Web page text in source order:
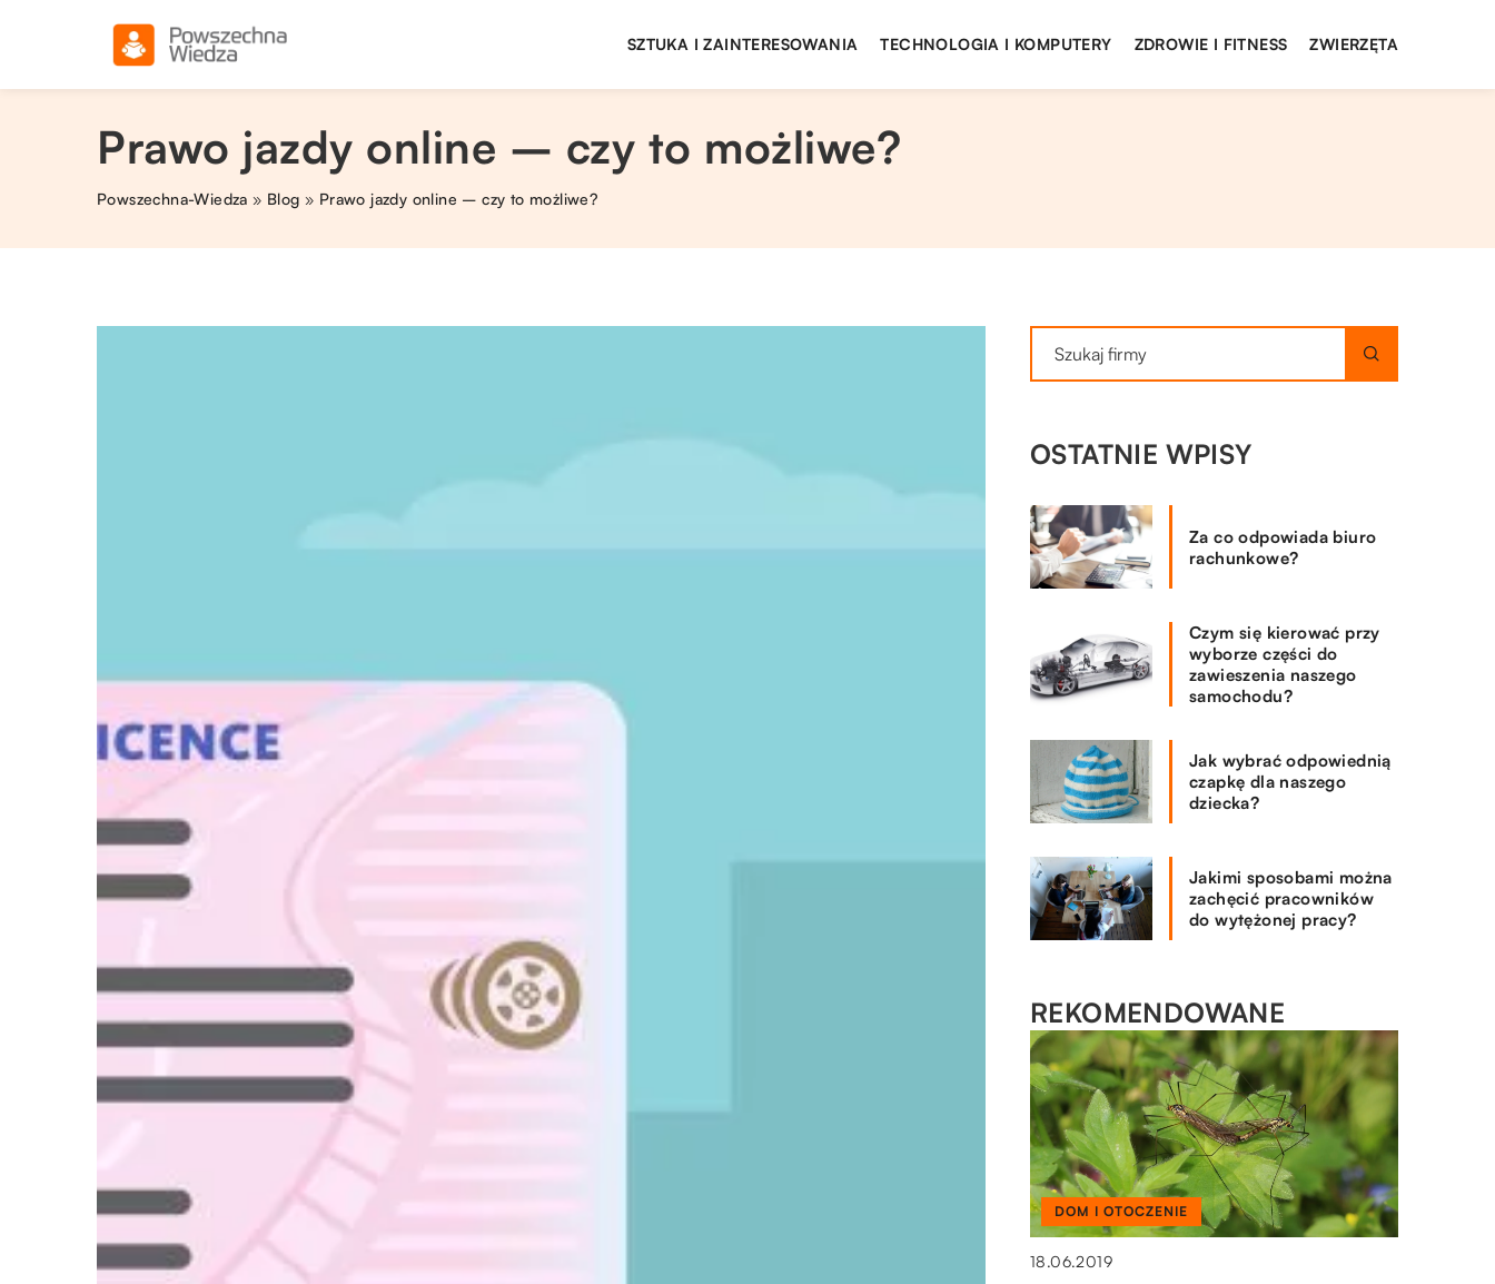
SZTUKA I ZAINTERESOWANIA TECHNOLOGIA I KOMPUTERY ZDROWIE I FITNESS ZWIERZĘTA
Prawo jazdy online – czy to możliwe?
Powszechna-Wiedza » Blog » Prawo jazdy online – czy to możliwe?
OSTATNIE WPISY
Za co odpowiada biuro
rachunkowe?
Czym się kierować przy
wyborze części do
zawieszenia naszego
samochodu?
Jak wybrać odpowiednią
czapkę dla naszego
dziecka?
Jakimi sposobami można
zachęcić pracowników
do wytężonej pracy?
REKOMENDOWANE
DOM I OTOCZENIE
18.06.2019